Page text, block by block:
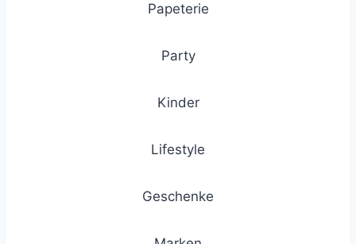
Papeterie
Party
Kinder
Lifestyle
Geschenke